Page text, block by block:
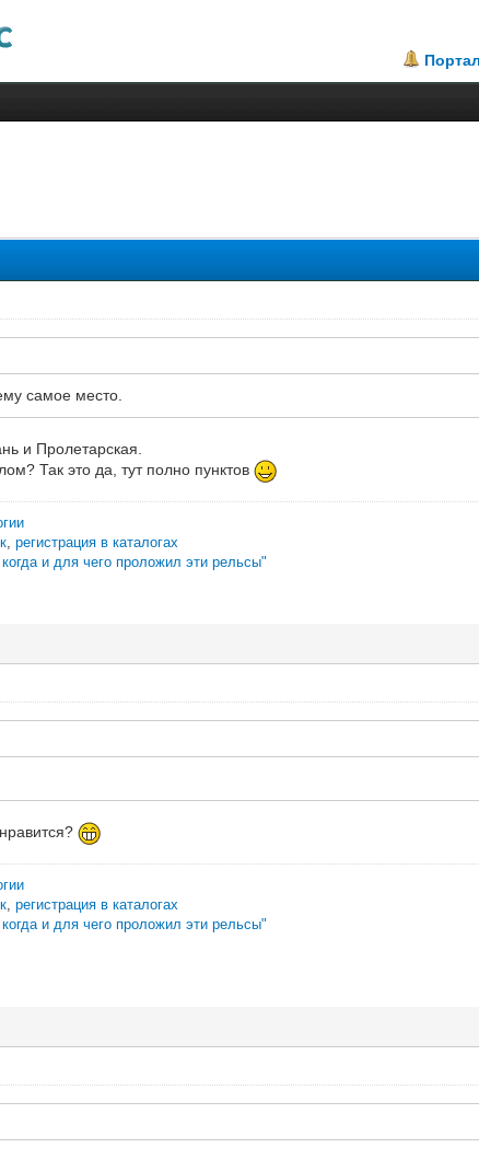
Портал
самое место.
и Пролетарская.
Так это да, тут полно пунктов
, регистрация в каталогах
и для чего проложил эти рельсы"
, регистрация в каталогах
и для чего проложил эти рельсы"